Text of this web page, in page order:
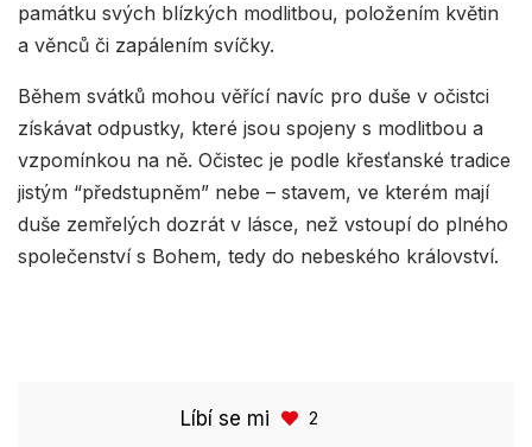
památku svých blízkých modlitbou, položením květin
a věnců či zapálením svíčky.
Během svátků mohou věřící navíc pro duše v očistci
získávat odpustky, které jsou spojeny s modlitbou a
vzpomínkou na ně. Očistec je podle křesťanské tradice
jistým “předstupněm” nebe – stavem, ve kterém mají
duše zemřelých dozrát v lásce, než vstoupí do plného
společenství s Bohem, tedy do nebeského království.
Líbí se mi 2